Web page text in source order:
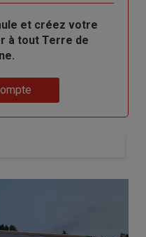
et créez votre
à tout Terre de